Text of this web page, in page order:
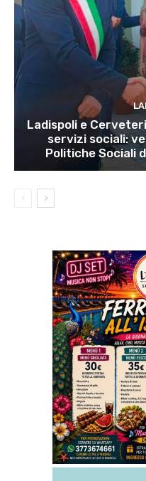
Ladispoli e
servizi sociali:
Politiche Sociali